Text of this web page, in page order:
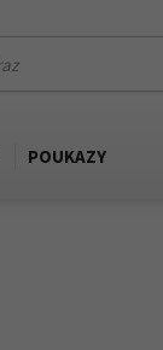
POUKAZY